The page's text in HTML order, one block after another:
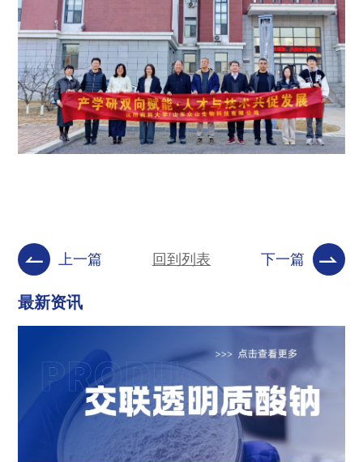
上一篇 回到列表 下一篇
最新资讯